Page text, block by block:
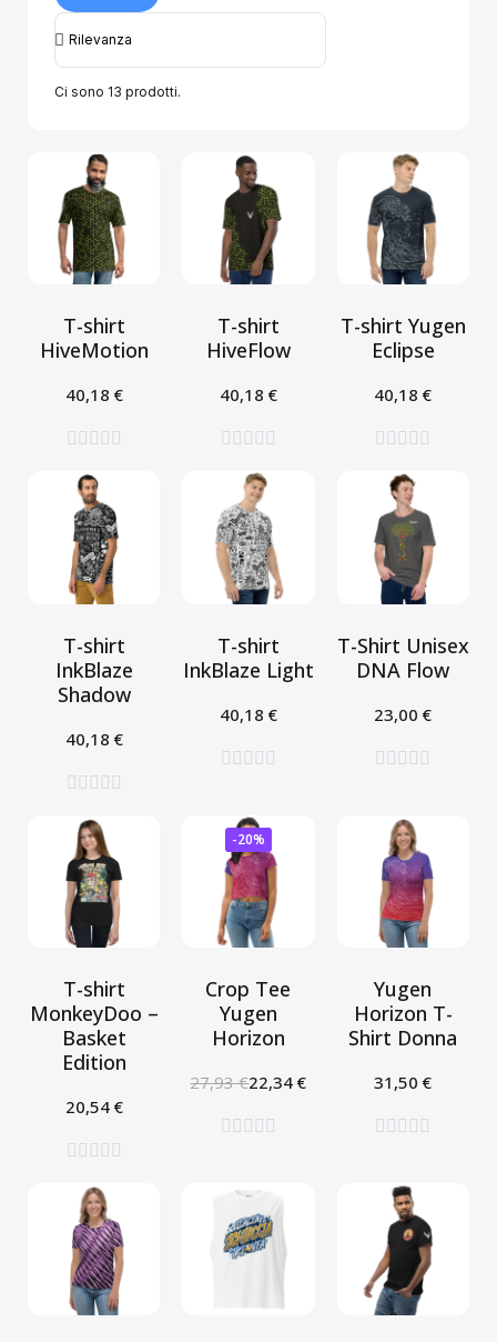
Ci sono 13 prodotti.
T-shirt
HiveMotion
40,18 €
    
T-shirt
HiveFlow
40,18 €
    
T-shirt Yugen
Eclipse
40,18 €
    
T-shirt
InkBlaze
Shadow
40,18 €
    
T-shirt
InkBlaze Light
40,18 €
    
T-Shirt Unisex
DNA Flow
23,00 €
    
T-shirt
MonkeyDoo –
Basket
Edition
20,54 €
    
-20%
Crop Tee
Yugen
Horizon
27,93 €22,34 €
    
al
Yugen
Horizon T-
Shirt Donna
31,50 €
    